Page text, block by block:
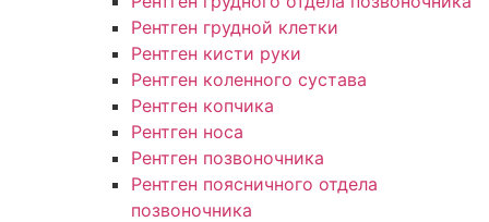
Рентген грудной клетки
Рентген кисти руки
Рентген коленного сустава
Рентген копчика
Рентген носа
Рентген позвоночника
Рентген поясничного отдела
позвоночника